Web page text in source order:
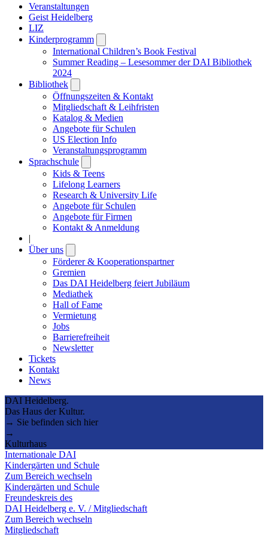
Veranstaltungen
Geist Heidelberg
LIZ
Kinderprogramm
submenu
International Children’s Book Festival
Summer Reading – Lesesommer der DAI Bibliothek
2024
Bibliothek
submenu
Öffnungszeiten & Kontakt
Mitgliedschaft & Leihfristen
Katalog & Medien
Angebote für Schulen
US Election Info
Veranstaltungsprogramm
Sprachschule
submenu
Kids & Teens
Lifelong Learners
Research & University Life
Angebote für Schulen
Angebote für Firmen
Kontakt & Anmeldung
|
Über uns
submenu
Förderer & Kooperationspartner
Gremien
Das DAI Heidelberg feiert Jubiläum
Mediathek
Hall of Fame
Vermietung
Jobs
Barrierefreiheit
Newsletter
Tickets
Kontakt
News
DAI Heidelberg.
Das Haus der Kultur.
→ Sie befinden sich hier
→
Kulturhaus
Internationale DAI
Kindergärten und Schule
Zum Bereich wechseln
Kindergärten und Schule
Freundeskreis des
DAI Heidelberg e. V. / Mitgliedschaft
Zum Bereich wechseln
Mitgliedschaft